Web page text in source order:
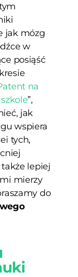
jak mózg
w
posiąść
na
”,
jak
wspiera
tych,
lepiej
mierzy
do